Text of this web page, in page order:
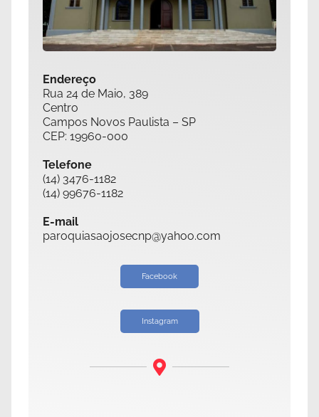
Endereço
Rua 24 de Maio, 389
Centro
Campos Novos Paulista – SP
CEP: 19960-000
Telefone
(14) 3476-1182
(14) 99676-1182
E-mail
paroquiasaojosecnp@yahoo.com
Facebook
Instagram